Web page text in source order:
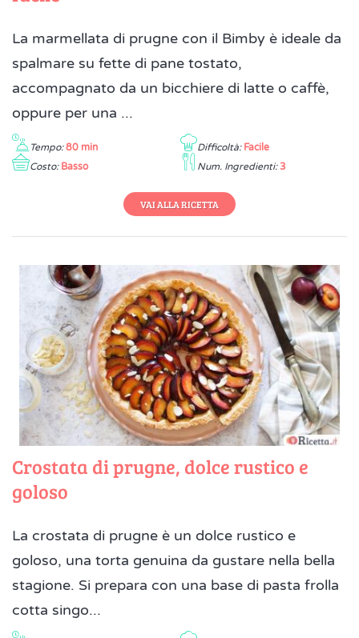
La marmellata di prugne con il Bimby è ideale da
spalmare su fette di pane tostato,
accompagnato da un bicchiere di latte o caffè,
oppure per una ...
Tempo: 80 min Difficoltà: Facile
Costo: Basso Num. Ingredienti: 3
VAI ALLA RICETTA
Crostata di prugne, dolce rustico e
goloso
La crostata di prugne è un dolce rustico e
goloso, una torta genuina da gustare nella bella
stagione. Si prepara con una base di pasta frolla
cotta singo...